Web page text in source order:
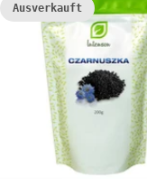
Ausverkauft